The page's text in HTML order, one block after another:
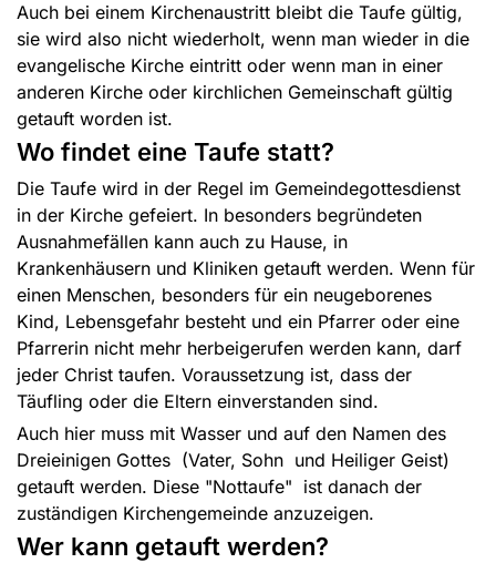
Auch bei einem Kirchenaustritt bleibt die Taufe gültig,
sie wird also nicht wiederholt, wenn man wieder in die
evangelische Kirche eintritt oder wenn man in einer
anderen Kirche oder kirchlichen Gemeinschaft gültig
getauft worden ist.
Wo findet eine Taufe statt?
Die Taufe wird in der Regel im Gemeindegottesdienst
in der Kirche gefeiert. In besonders begründeten
Ausnahmefällen kann auch zu Hause, in
Krankenhäusern und Kliniken getauft werden. Wenn für
einen Menschen, besonders für ein neugeborenes
Kind, Lebensgefahr besteht und ein Pfarrer oder eine
Pfarrerin nicht mehr herbeigerufen werden kann, darf
jeder Christ taufen. Voraussetzung ist, dass der
Täufling oder die Eltern einverstanden sind.
Auch hier muss mit Wasser und auf den Namen des
Dreieinigen Gottes (Vater, Sohn und Heiliger Geist)
getauft werden. Diese "Nottaufe" ist danach der
zuständigen Kirchengemeinde anzuzeigen.
Wer kann getauft werden?